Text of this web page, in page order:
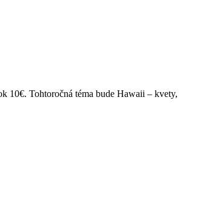
10€. Tohtoročná téma bude Hawaii – kvety,